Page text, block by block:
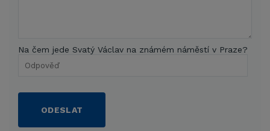
Na čem jede Svatý Václav na známém náměstí v Praze?
ODESLAT